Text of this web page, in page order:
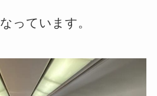
っています。